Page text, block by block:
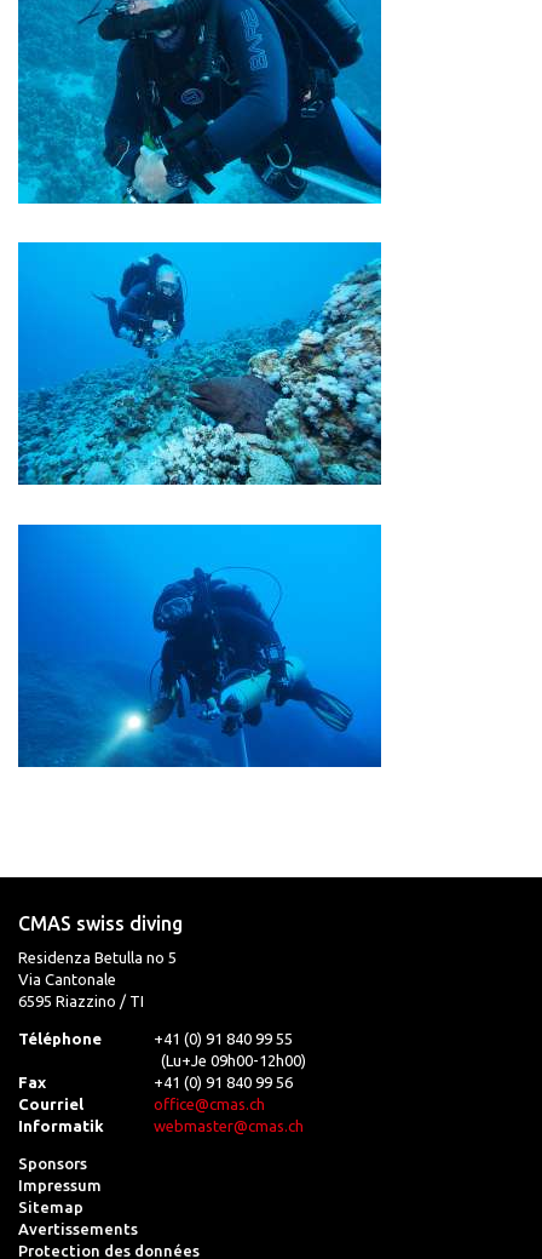
CMAS swiss diving
Residenza Betulla no 5
Via Cantonale
6595 Riazzino / TI
Téléphone
+41 (0) 91 840 99 55
(Lu+Je 09h00-12h00)
Fax
+41 (0) 91 840 99 56
Courriel
office@cmas.ch
Informatik
webmaster@cmas.ch
Sponsors
Impressum
Sitemap
Avertissements
Protection des données